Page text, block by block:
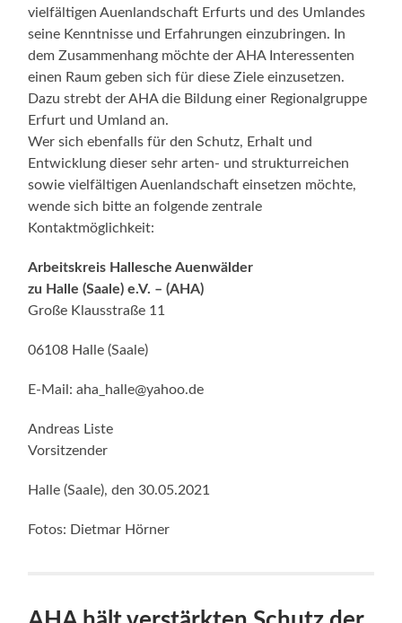
vielfältigen Auenlandschaft Erfurts und des Umlandes
seine Kenntnisse und Erfahrungen einzubringen. In
dem Zusammenhang möchte der AHA Interessenten
einen Raum geben sich für diese Ziele einzusetzen.
Dazu strebt der AHA die Bildung einer Regionalgruppe
Erfurt und Umland an.
Wer sich ebenfalls für den Schutz, Erhalt und
Entwicklung dieser sehr arten- und strukturreichen
sowie vielfältigen Auenlandschaft einsetzen möchte,
wende sich bitte an folgende zentrale
Kontaktmöglichkeit:
Arbeitskreis Hallesche Auenwälder
zu Halle (Saale) e.V. – (AHA)
Große Klausstraße 11
06108 Halle (Saale)
E-Mail: aha_halle@yahoo.de
Andreas Liste
Vorsitzender
Halle (Saale), den 30.05.2021
Fotos: Dietmar Hörner